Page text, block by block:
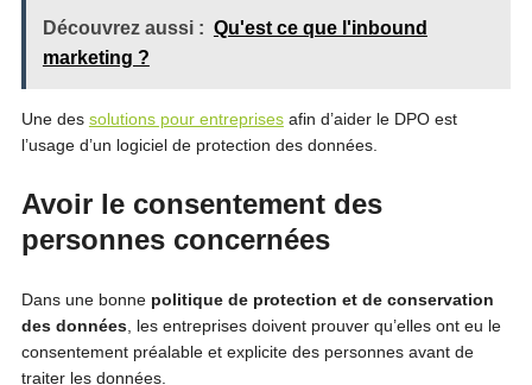
Découvrez aussi : Qu'est ce que l'inbound
marketing ?
Une des solutions pour entreprisesafin d’aider le DPO est
l’usage d’un logiciel de protection des données.
Avoir le consentement des
personnes concernées
Dans une bonne politique de protection et de conservation
des données, les entreprises doivent prouver qu’elles ont eu le
consentement préalable et explicite des personnes avant de
traiter les données.